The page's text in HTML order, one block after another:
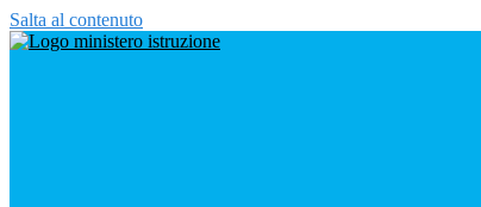
Salta al contenuto